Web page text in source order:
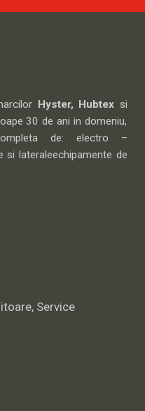
Hyster, Hubtex si
30 de ani in domeniu,
de: electro –
lateraleechipamente de
Service